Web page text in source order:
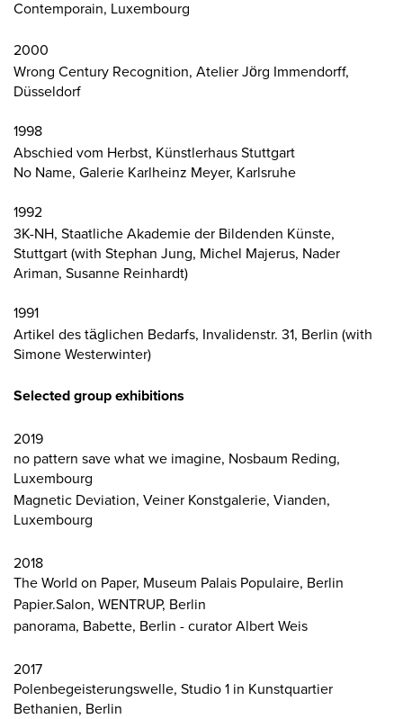
Contemporain, Luxembourg
2000
Wrong Century Recognition, Atelier Jörg Immendorff,
Düsseldorf
1998
Abschied vom Herbst, Künstlerhaus Stuttgart
No Name, Galerie Karlheinz Meyer, Karlsruhe
1992
3K-NH, Staatliche Akademie der Bildenden Künste,
Stuttgart (with Stephan Jung, Michel Majerus, Nader
Ariman, Susanne Reinhardt)
1991
Artikel des täglichen Bedarfs, Invalidenstr. 31, Berlin (with
Simone Westerwinter)
Selected group exhibitions
2019
no pattern save what we imagine, Nosbaum Reding,
Luxembourg
Magnetic Deviation, Veiner Konstgalerie, Vianden,
Luxembourg
2018
The World on Paper, Museum Palais Populaire, Berlin
Papier.Salon, WENTRUP, Berlin
panorama, Babette, Berlin - curator Albert Weis
2017
Polenbegeisterungswelle, Studio 1 in Kunstquartier
Bethanien, Berlin